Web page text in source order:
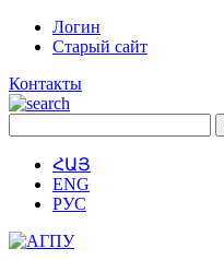
Логин
Старый сайт
Контакты
ՀԱՅ
ENG
РУС